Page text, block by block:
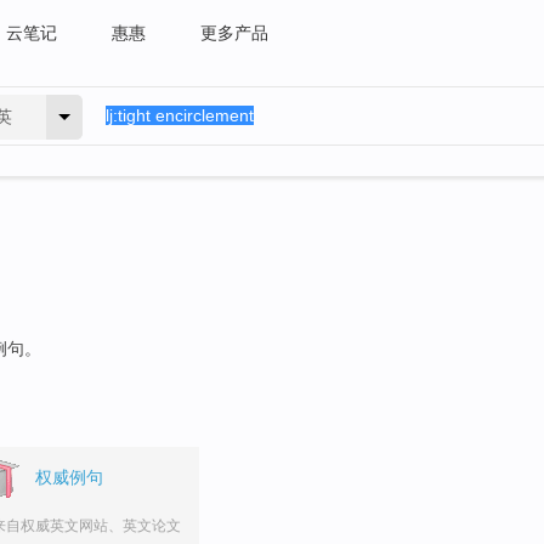
云笔记 惠惠 更多产品
。
权威例句
自权威英文网站、英文论文